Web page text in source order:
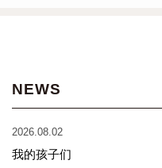
NEWS
2026.08.02
我的孩子们